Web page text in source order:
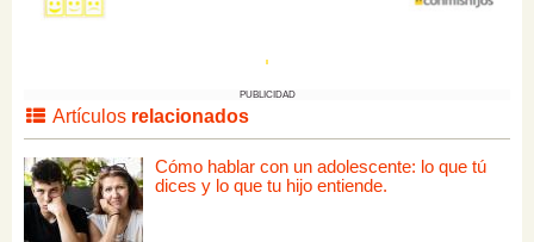
PUBLICIDAD
Artículos relacionados
Cómo hablar con un adolescente: lo que tú
dices y lo que tu hijo entiende.